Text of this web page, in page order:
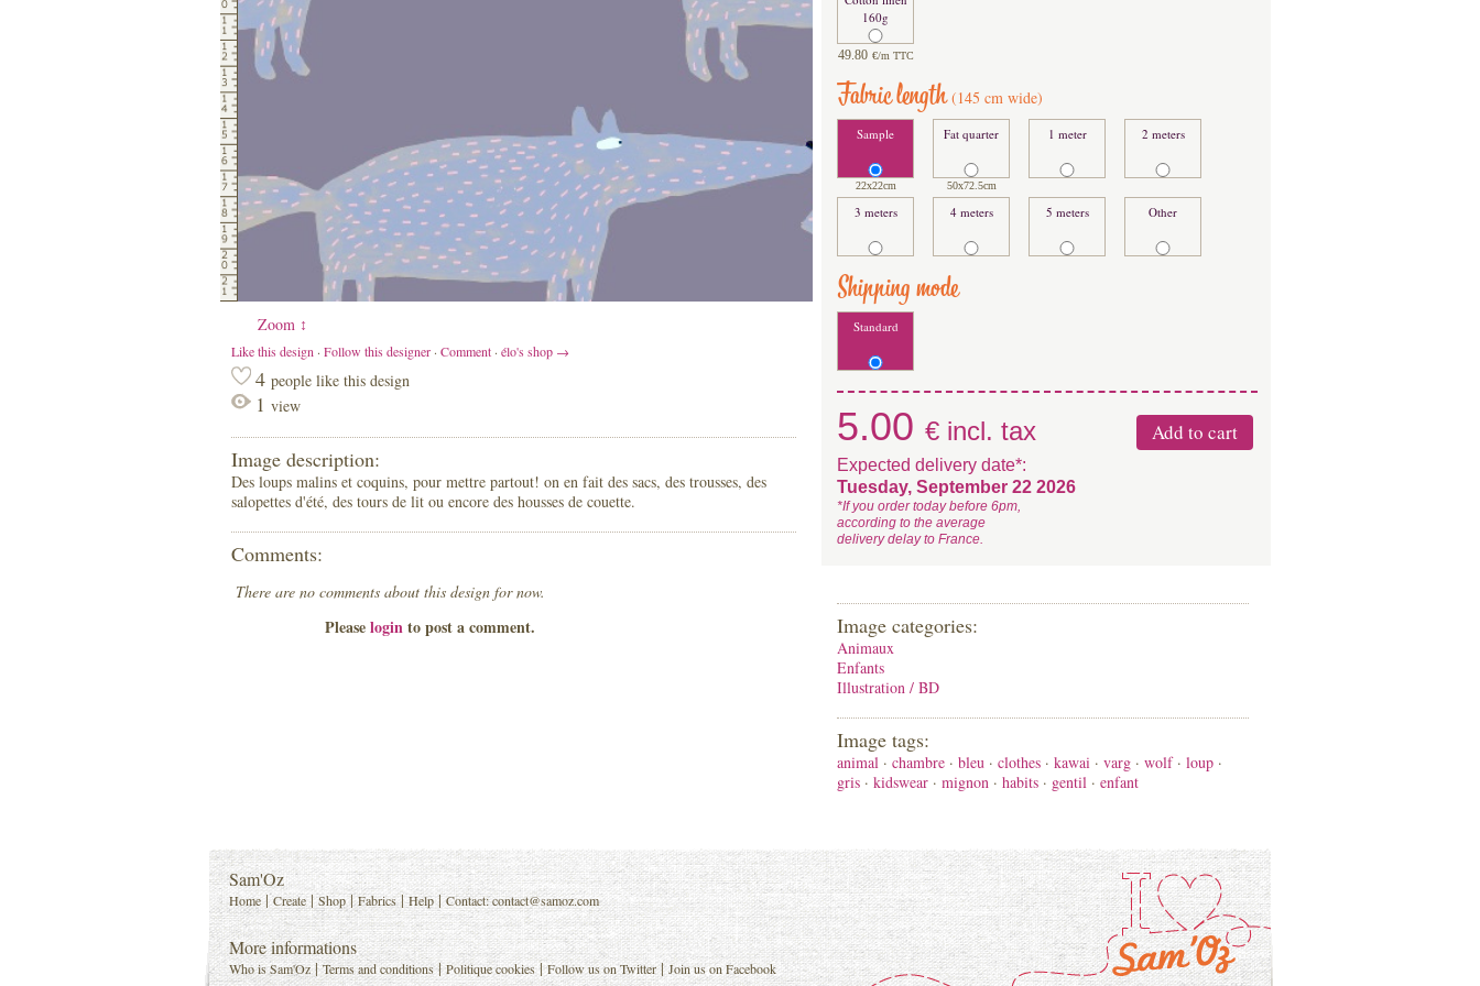
Zoom ↕
Like this design · Follow this designer · Comment · élo's shop →
4 people like this design
1 view
Image description:
Des loups malins et coquins, pour mettre partout! on en fait des sacs, des trousses, des
salopettes d'été, des tours de lit ou encore des housses de couette.
Comments:
There are no comments about this design for now.
Pleaseloginto post a comment.
160g
49.80 €/m TTC
Fabric length(145 cm wide)
Sample
22x22cm
Fat quarter
50x72.5cm
1 meter 2 meters
3 meters 4 meters 5 meters Other
Shipping mode
Standard
5.00 € incl. tax
Expected delivery date*:
Tuesday, September 22 2026
*If you order today before 6pm,
according to the average
delivery delay to France.
Image categories:
Animaux
Enfants
Illustration / BD
Image tags:
animal · chambre · bleu · clothes · kawai · varg · wolf· loup ·
gris · kidswear · mignon · habits · gentil · enfant
Sam'Oz
Home |Create |Shop |Fabrics |Help |Contact:contact@samoz.com
More informations
Who is Sam'Oz |Terms and conditions |Politique cookies |Follow us on Twitter |Join us on Facebook